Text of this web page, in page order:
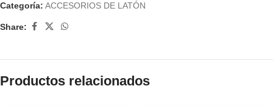
Categoría: ACCESORIOS DE LATÓN
Share:
Productos relacionados